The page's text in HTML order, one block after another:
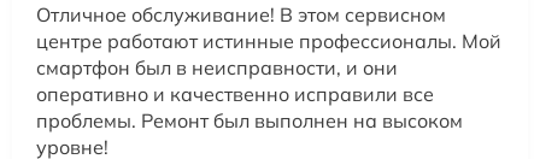
Отличное обслуживание! В этом сервисном
центре работают истинные профессионалы. Мой
смартфон был в неисправности, и они
оперативно и качественно исправили все
проблемы. Ремонт был выполнен на высоком
уровне!